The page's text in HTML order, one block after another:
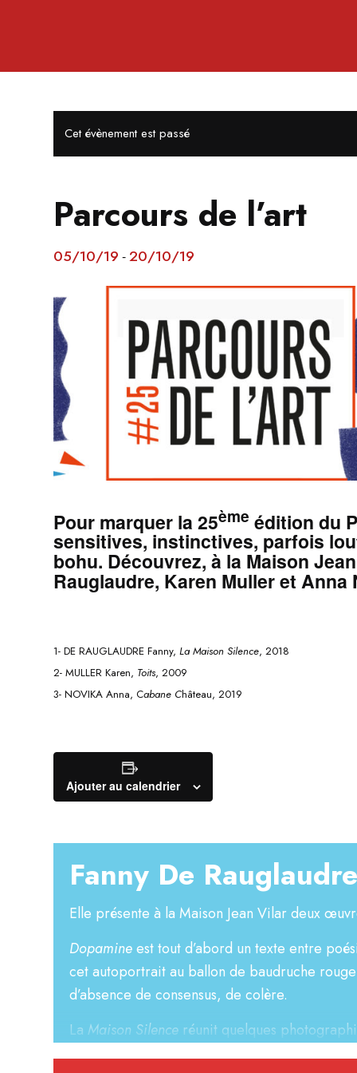
Cet évènement est passé
Parcours de l’art
05/10/19 -20/10/19
Pour marquer la 25ème édition du
sensitives, instinctives, parfois
bohu. Découvrez, à la Maison
Rauglaudre, Karen Muller et Anna
1- DE RAUGLAUDRE Fanny, La Maison Silence, 2018
2- MULLER Karen, Toits, 2009
3- NOVIKA Anna, Cabane Château, 2019
Ajouter au calendrier
Fanny De Rauglaudre
Elle présente à la Maison Jean Vilar deux
Dopamineest tout d’abord un texte entre
cet autoportrait au ballon de baudruche
d’absence de consensus, de colère.
La Maison Silence réunit quelques
d’un montage sonore avec sa voix.